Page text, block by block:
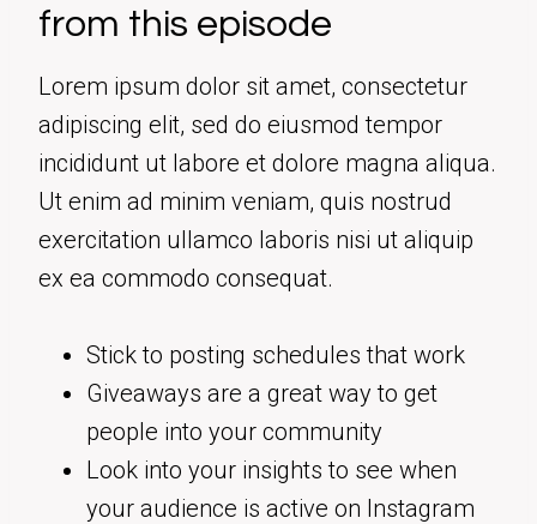
from this episode
Lorem ipsum dolor sit amet, consectetur
adipiscing elit, sed do eiusmod tempor
incididunt ut labore et dolore magna aliqua.
Ut enim ad minim veniam, quis nostrud
exercitation ullamco laboris nisi ut aliquip
ex ea commodo consequat.
Stick to posting schedules that work
Giveaways are a great way to get
people into your community
Look into your insights to see when
your audience is active on Instagram